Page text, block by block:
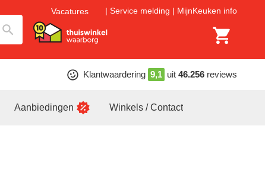
Vacatures Service melding MijnKeuken info
Klantwaardering 9,1 uit 46.256 reviews
Aanbiedingen Winkels / Contact